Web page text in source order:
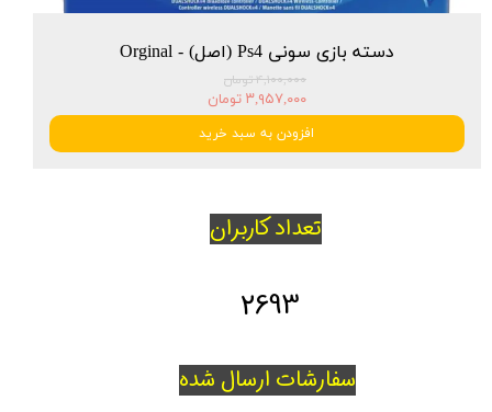
دسته بازی سونی Ps4 (اصل) - Orginal
۴,۱۰۰,۰۰۰ تومان
۳,۹۵۷,۰۰۰ تومان
افزودن به سبد خرید
تعداد کاربران
سفارشات ارسال شده
2693